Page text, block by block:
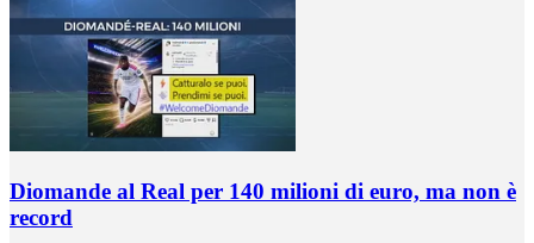
Diomande al Real per 140 milioni di euro, ma non è
record